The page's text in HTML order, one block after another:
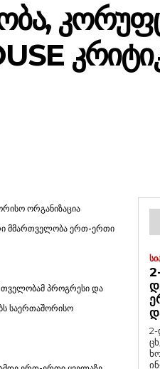
ორგანიზაცია
მმართველობა ერთ-ერთი
პროგრესი და
საერთაშორისო
2-